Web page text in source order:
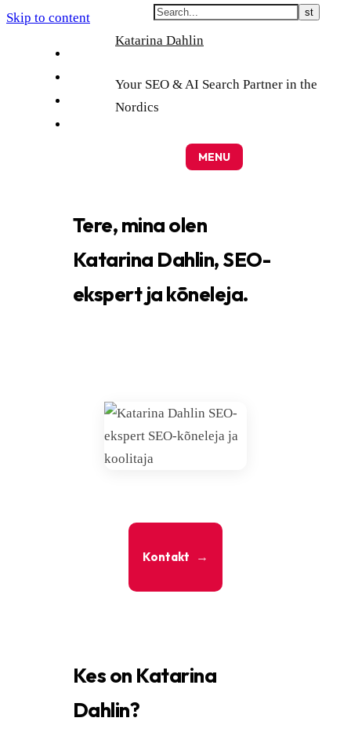
Skip to content
Katarina Dahlin
Your SEO & AI Search Partner in the
Nordics
MENU
Tere, mina olen
Katarina Dahlin, SEO-
ekspert ja kõneleja.
Kontakt →
Kes on Katarina
Dahlin?